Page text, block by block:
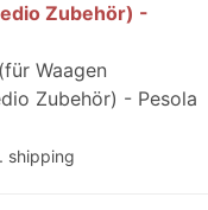
Zubehör) -
Waagen
Zubehör) - Pesola
shipping